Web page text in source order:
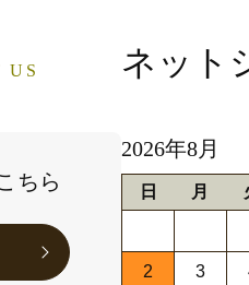
US
ちら
ネット
2026年8月
日 月
2 3